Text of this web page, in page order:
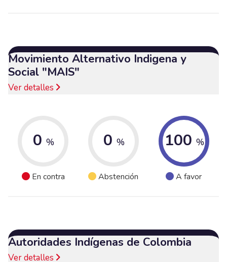
Movimiento Alternativo Indigena y
Social "MAIS"
Ver detalles
0 %
En contra
0 %
Abstención
100 %
A favor
Autoridades Indígenas de Colombia
Ver detalles